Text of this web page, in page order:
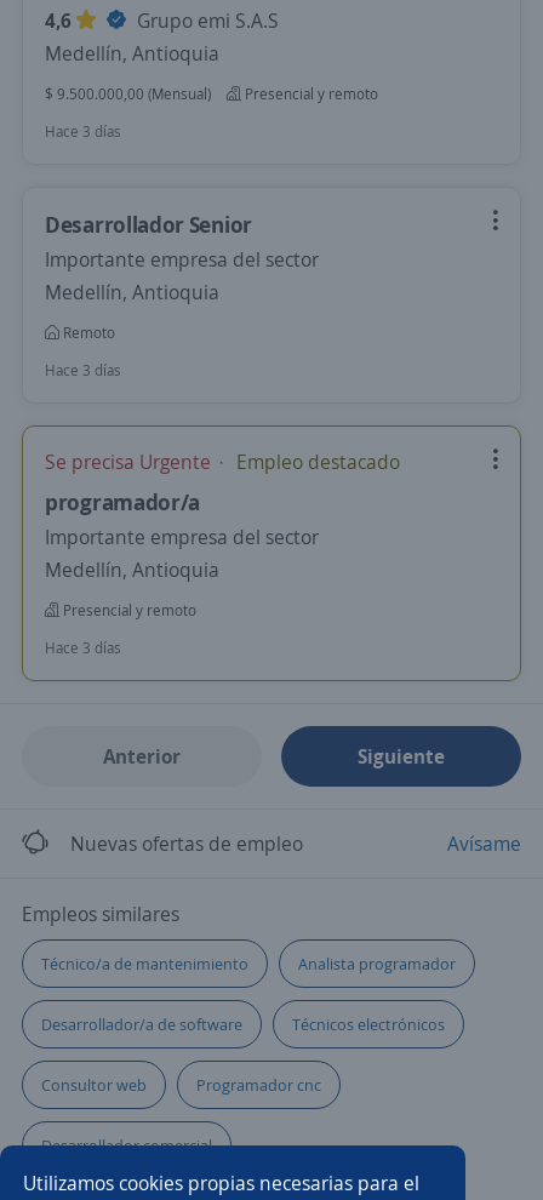
Utilizamos cookies propias necesarias para el
4,6
Grupo emi S.A.S
Medellín, Antioquia
$ 9.500.000,00 (Mensual)
Presencial y remoto
Hace 3 días
Desarrollador Senior
Importante empresa del sector
Medellín, Antioquia
Remoto
Hace 3 días
Se precisa Urgente Empleo destacado
programador/a
Importante empresa del sector
Medellín, Antioquia
Presencial y remoto
Hace 3 días
Anterior Siguiente
Nuevas ofertas de empleo Avísame
Empleos similares
Técnico/a de mantenimiento Analista programador
Desarrollador/a de software Técnicos electrónicos
Consultor web Programador cnc
Desarrollador comercial